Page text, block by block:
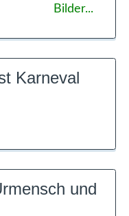
Bilder...
Karneval
und